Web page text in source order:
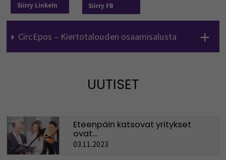
Siirry LinkeIn Siirry FB
CircEpos – Kiertotalouden osaamisalusta
UUTISET
Eteenpäin katsovat yritykset
ovat...
03.11.2023